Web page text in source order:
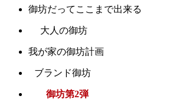
御坊だってここまで出来る
大人の御坊
我が家の御坊計画
ブランド御坊
御坊第2弾